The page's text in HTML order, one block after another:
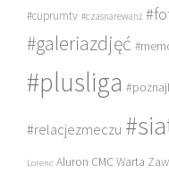
#cuprumtv #czasnarewanż
#galeriazdjęć
#plusliga
#relacjezmeczu
Lorenc Aluron CMC Warta